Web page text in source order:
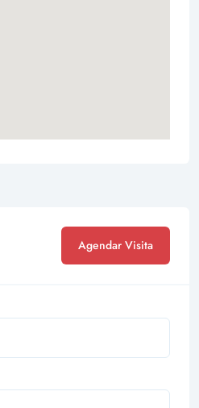
Agendar Visita